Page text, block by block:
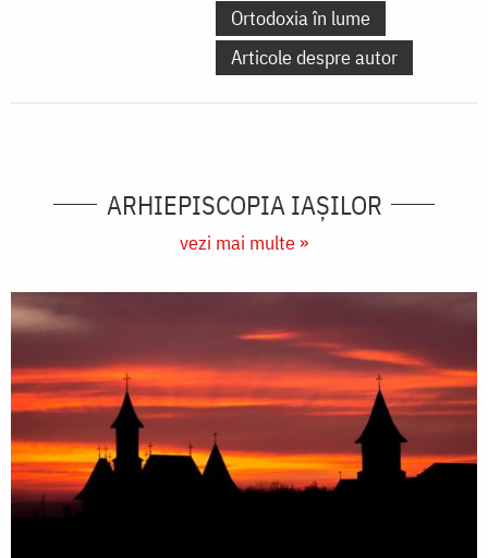
Ortodoxia în lume
Articole despre autor
ARHIEPISCOPIA IAŞILOR
vezi mai multe »